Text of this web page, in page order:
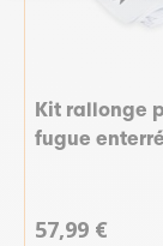
Kit rallonge
fugue
57,99 €